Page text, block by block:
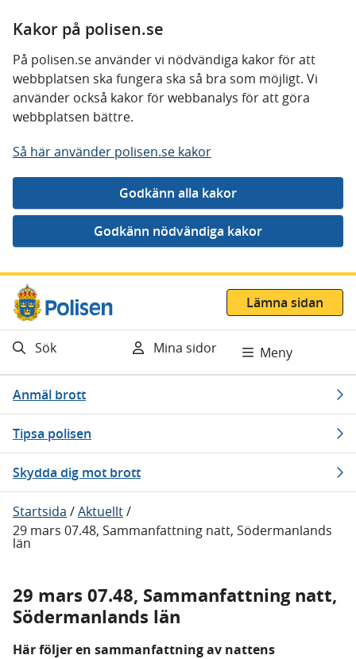
Kakor på polisen.se
På polisen.se använder vi nödvändiga kakor för att
webbplatsen ska fungera ska så bra som möjligt. Vi
använder också kakor för webbanalys för att göra
webbplatsen bättre.
Så här använder polisen.se kakor
Gå direkt till innehåll
Lämna sidan
Sök Mina sidor Meny
Anmäl brott
Tipsa polisen
Skydda dig mot brott
Startsida /Aktuellt/
29 mars 07.48, Sammanfattning natt, Södermanlands
län
29 mars 07.48, Sammanfattning natt,
Södermanlands län
Här följer en sammanfattning av nattens